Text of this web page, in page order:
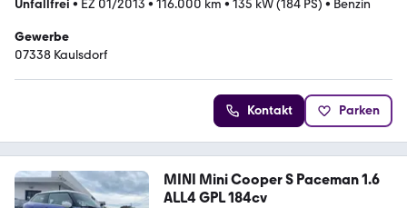
Unfallfrei • EZ 01/2013 • 116.000 km • 135 kW (184 PS) • Benzin
Gewerbe
07338 Kaulsdorf
Kontakt Parken
MINI Mini Cooper S Paceman 1.6
ALL4 GPL 184cv